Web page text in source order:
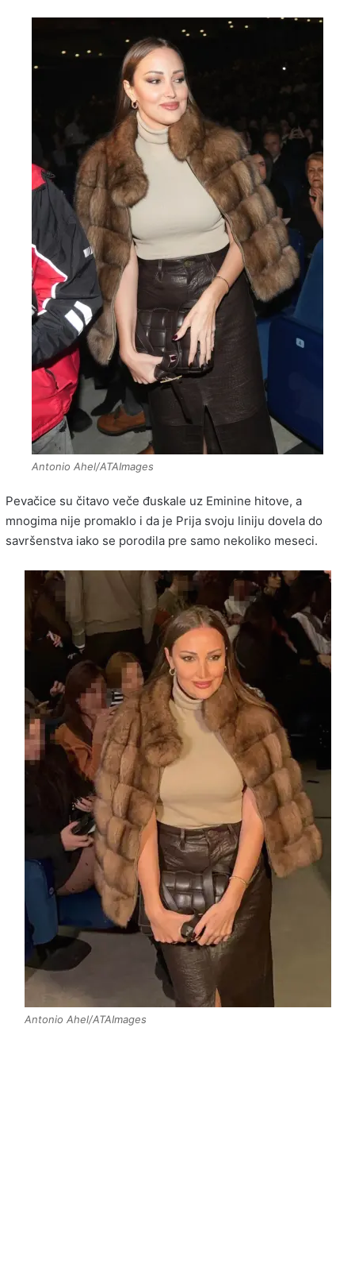
Antonio Ahel/ATAImages
Pevačice su čitavo veče đuskale uz Eminine hitove, a
mnogima nije promaklo i da je Prija svoju liniju dovela do
savršenstva iako se porodila pre samo nekoliko meseci.
Antonio Ahel/ATAImages